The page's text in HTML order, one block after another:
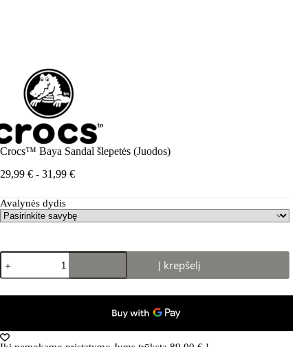
Crocs™ Baya Sandal šlepetės (Juodos)
29,99 € - 31,99 €Kainų
29,99 €
iki
Avalynės dydis
produkto
kiekis:
Crocs™
Į krepšelį